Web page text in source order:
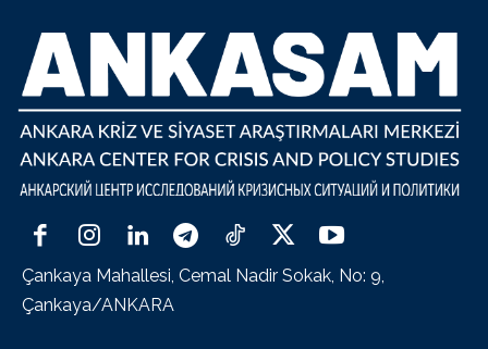
Çankaya Mahallesi, Cemal Nadir Sokak, No: 9,
Çankaya/ANKARA